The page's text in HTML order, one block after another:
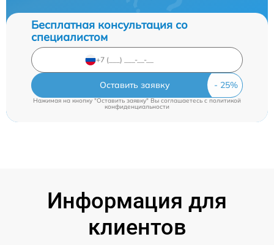
Бесплатная консультация со
специалистом
Оставить заявку
Нажимая на кнопку "Оставить заявку" Вы соглашаетесь cполитикой
конфиденциальности
Информация для
клиентов